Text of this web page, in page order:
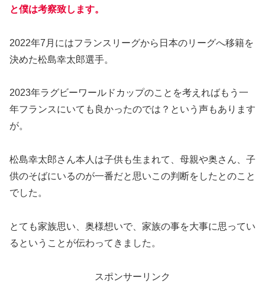
と僕は考察致します。
2022年7月にはフランスリーグから日本のリーグへ移籍を
決めた松島幸太郎選手。
2023年ラグビーワールドカップのことを考えればもう一
年フランスにいても良かったのでは？という声もあります
が。
松島幸太郎さん本人は子供も生まれて、母親や奥さん、子
供のそばにいるのが一番だと思いこの判断をしたとのこと
でした。
とても家族思い、奥様想いで、家族の事を大事に思ってい
るということが伝わってきました。
スポンサーリンク